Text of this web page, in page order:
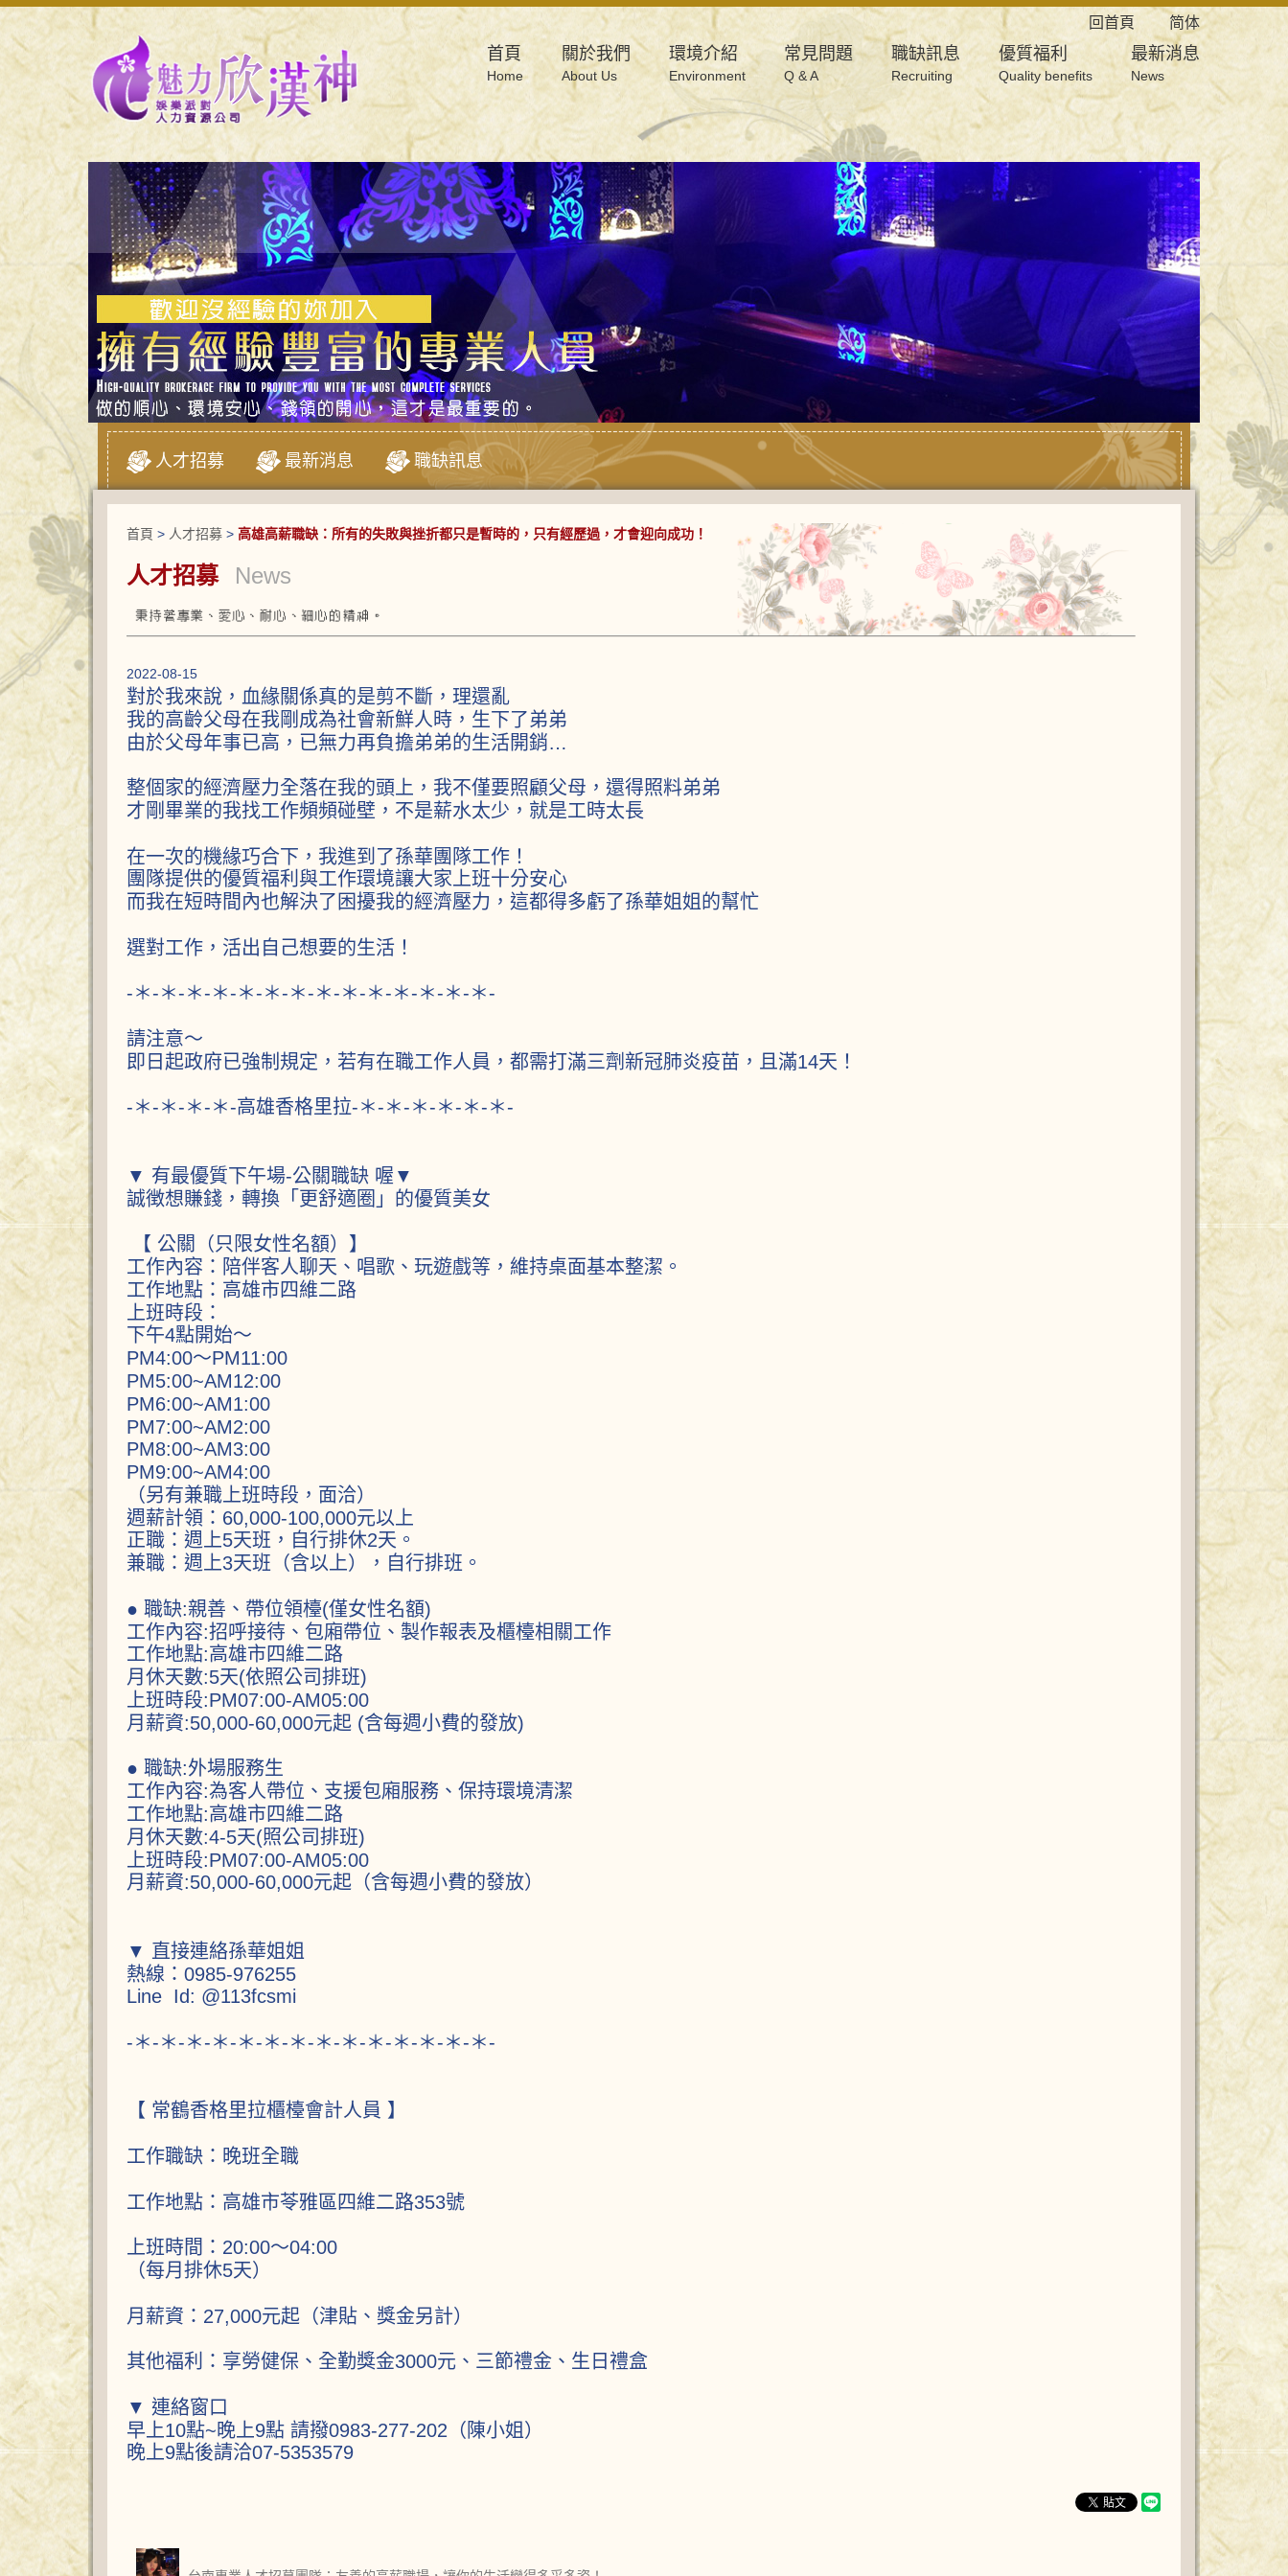
回首頁 简体
首頁
Home
關於我們
About Us
環境介紹
Environment
常見問題
Q & A
職缺訊息
Recruiting
優質福利
Quality benefits
最新消息
News
人才招募 最新消息 職缺訊息
首頁 > 人才招募 > 高雄高薪職缺：所有的失敗與挫折都只是暫時的，只有經歷過，才會迎向成功！
人才招募 News
2022-08-15
對於我來說，血緣關係真的是剪不斷，理還亂
我的高齡父母在我剛成為社會新鮮人時，生下了弟弟
由於父母年事已高，已無力再負擔弟弟的生活開銷…
整個家的經濟壓力全落在我的頭上，我不僅要照顧父母，還得照料弟弟
才剛畢業的我找工作頻頻碰壁，不是薪水太少，就是工時太長
在一次的機緣巧合下，我進到了孫華團隊工作！
團隊提供的優質福利與工作環境讓大家上班十分安心
而我在短時間內也解決了困擾我的經濟壓力，這都得多虧了孫華姐姐的幫忙
選對工作，活出自己想要的生活！
-＊-＊-＊-＊-＊-＊-＊-＊-＊-＊-＊-＊-＊-＊-
請注意～
即日起政府已強制規定，若有在職工作人員，都需打滿三劑新冠肺炎疫苗，且滿14天！
-＊-＊-＊-＊-高雄香格里拉-＊-＊-＊-＊-＊-＊-
▼ 有最優質下午場-公關職缺 喔▼
誠徴想賺錢，轉換「更舒適圈」的優質美女
【 公關（只限女性名額）】
工作內容：陪伴客人聊天、唱歌、玩遊戲等，維持桌面基本整潔。
工作地點：高雄市四維二路
上班時段：
下午4點開始～
PM4:00～PM11:00
PM5:00~AM12:00
PM6:00~AM1:00
PM7:00~AM2:00
PM8:00~AM3:00
PM9:00~AM4:00
（另有兼職上班時段，面洽）
週薪計領：60,000-100,000元以上
正職：週上5天班，自行排休2天。
兼職：週上3天班（含以上），自行排班。
● 職缺:親善、帶位領檯(僅女性名額)
工作內容:招呼接待、包廂帶位、製作報表及櫃檯相關工作
工作地點:高雄市四維二路
月休天數:5天(依照公司排班)
上班時段:PM07:00-AM05:00
月薪資:50,000-60,000元起 (含每週小費的發放)
● 職缺:外場服務生
工作內容:為客人帶位、支援包廂服務、保持環境清潔
工作地點:高雄市四維二路
月休天數:4-5天(照公司排班)
上班時段:PM07:00-AM05:00
月薪資:50,000-60,000元起（含每週小費的發放）
▼ 直接連絡孫華姐姐
熱線：0985-976255
Line Id: @113fcsmi
-＊-＊-＊-＊-＊-＊-＊-＊-＊-＊-＊-＊-＊-＊-
【 常鶴香格里拉櫃檯會計人員 】
工作職缺：晚班全職
工作地點：高雄市苓雅區四維二路353號
上班時間：20:00～04:00
（每月排休5天）
月薪資：27,000元起（津貼、獎金另計）
其他福利：享勞健保、全勤獎金3000元、三節禮金、生日禮盒
▼ 連絡窗口
早上10點~晚上9點 請撥0983-277-202（陳小姐）
晚上9點後請洽07-5353579